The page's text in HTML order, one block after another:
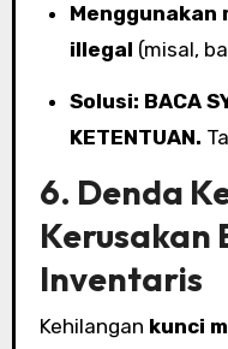
Menggunakan mobil untuk keperluan
illegal (misal,
Solusi: BACA
KETENTUAN.
6. Denda
Kerusakan
Inventaris
Kehilangan kunci